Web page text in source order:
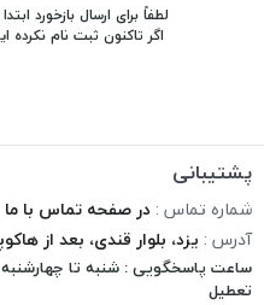
لطفاً برای ارسال بازخورد
اگر تاکنون ثبت نام نکرده
پشتیبانی
شماره تماس : در صفحه تماس با ما
آدرس : یزد، بلوار قندی، بعد از
تعطیل